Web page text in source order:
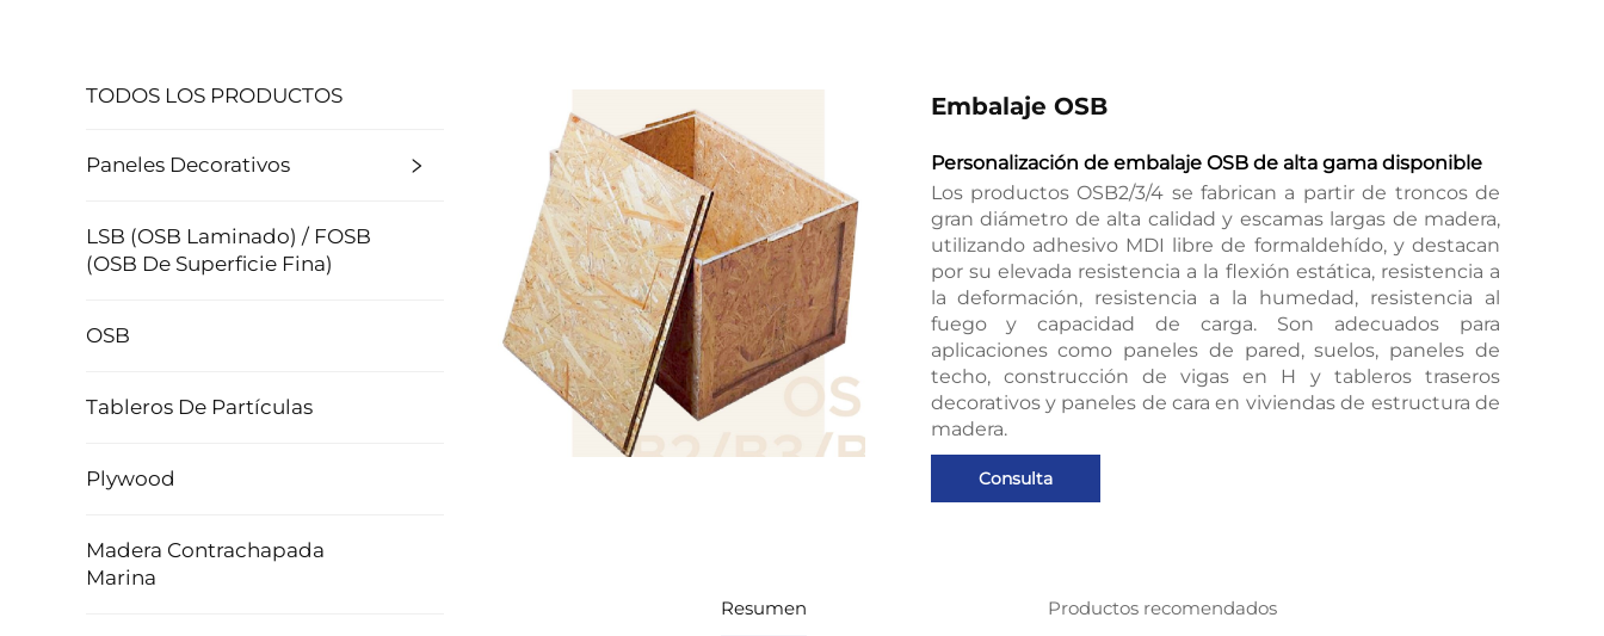
TODOS LOS PRODUCTOS
Paneles Decorativos
LSB (OSB Laminado) / FOSB
(OSB De Superficie Fina)
OSB
Tableros De Partículas
Plywood
Madera Contrachapada
Marina
Embalaje OSB
Personalización de embalaje OSB de alta gama disponible
Los productos OSB2/3/4 se fabrican a partir de troncos de
gran diámetro de alta calidad y escamas largas de madera,
utilizando adhesivo MDI libre de formaldehído, y destacan
por su elevada resistencia a la flexión estática, resistencia a
la deformación, resistencia a la humedad, resistencia al
fuego y capacidad de carga. Son adecuados para
aplicaciones como paneles de pared, suelos, paneles de
techo, construcción de vigas en H y tableros traseros
decorativos y paneles de cara en viviendas de estructura de
madera.
Consulta
Resumen Productos recomendados